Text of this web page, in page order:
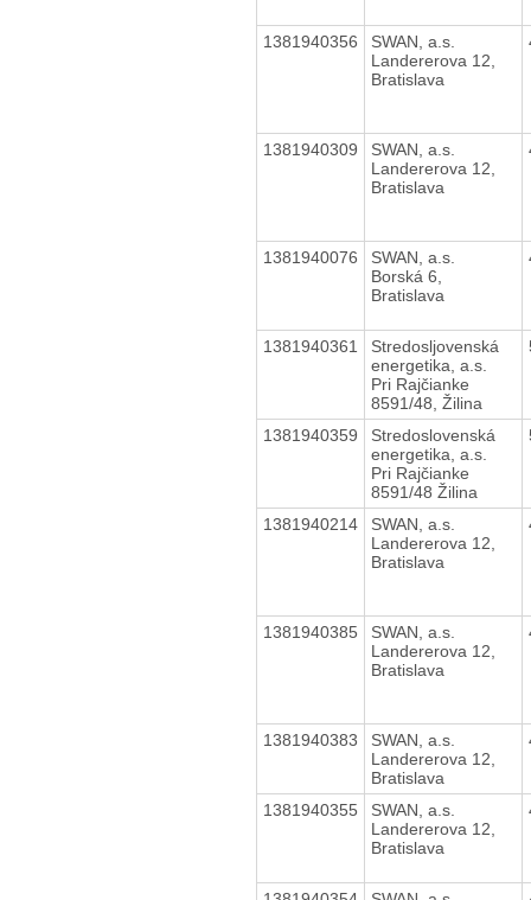
1381940356
SWAN, a.s.
Landererova 12,
Bratislava
1381940309
SWAN, a.s.
Landererova 12,
Bratislava
1381940076
SWAN, a.s.
Borská 6,
Bratislava
1381940361
Stredosljovenská
energetika, a.s.
Pri Rajčianke
8591/48, Žilina
1381940359
Stredoslovenská
energetika, a.s.
Pri Rajčianke
8591/48 Žilina
1381940214
SWAN, a.s.
Landererova 12,
Bratislava
1381940385
SWAN, a.s.
Landererova 12,
Bratislava
1381940383
SWAN, a.s.
Landererova 12,
Bratislava
1381940355
SWAN, a.s.
Landererova 12,
Bratislava